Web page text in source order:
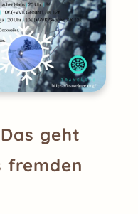
geht
fremden